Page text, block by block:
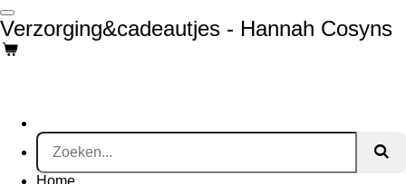
Ga
direct
naar
Verzorging&cadeautjes - Hannah Cosyns
Home